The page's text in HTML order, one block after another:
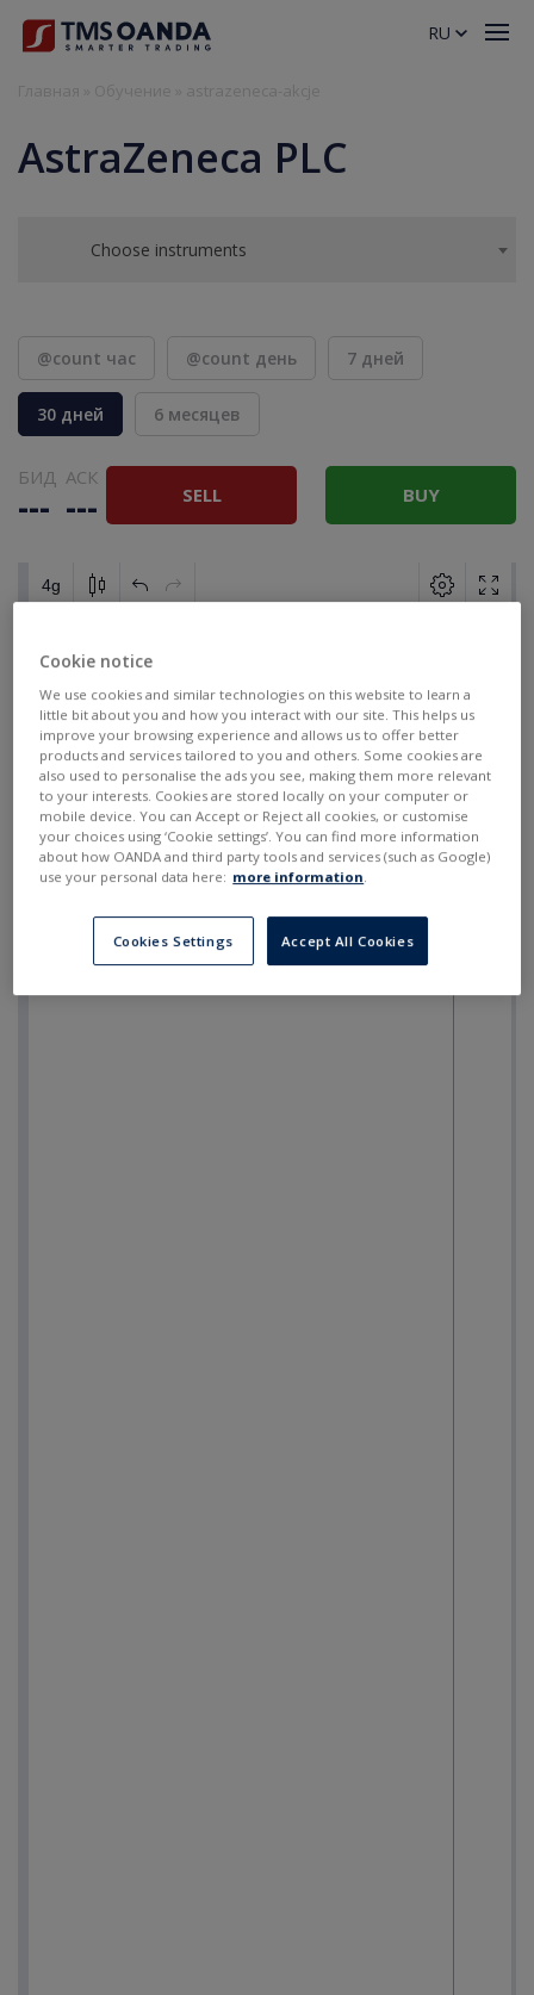
AstraZeneca PLC
Choose instruments
@count час @count день 7 дней
30 дней 6 месяцев
БИД
---
АСК
--- SELL BUY
RU
Cookie notice
We use cookies and similar technologies on this website to learn a
little bit about you and how you interact with our site. This helps us
improve your browsing experience and allows us to offer better
products and services tailored to you and others. Some cookies are
also used to personalise the ads you see, making them more relevant
to your interests. Cookies are stored locally on your computer or
mobile device. You can Accept or Reject all cookies, or customise
your choices using ‘Cookie settings’. You can find more information
about how OANDA and third party tools and services (such as Google)
use your personal data here: more information.
Cookies Settings Accept All Cookies